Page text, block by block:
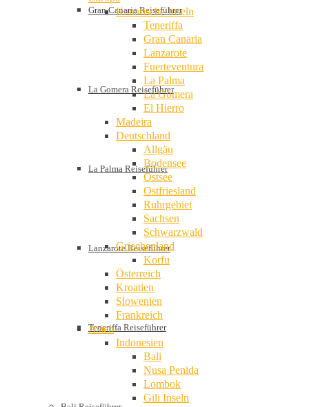
Gran Canaria Reiseführer
La Gomera Reiseführer
La Palma Reiseführer
Lanzarote Reiseführer
Teneriffa Reiseführer
Kanarische Inseln
Teneriffa
Gran Canaria
Lanzarote
Fuerteventura
La Palma
La Gomera
El Hierro
Madeira
Deutschland
Allgäu
Bodensee
Ostsee
Ostfriesland
Ruhrgebiet
Sachsen
Schwarzwald
Griechenland
Korfu
Österreich
Kroatien
Slowenien
Frankreich
Asien
Indonesien
Bali
Nusa Penida
Lombok
Gili Inseln